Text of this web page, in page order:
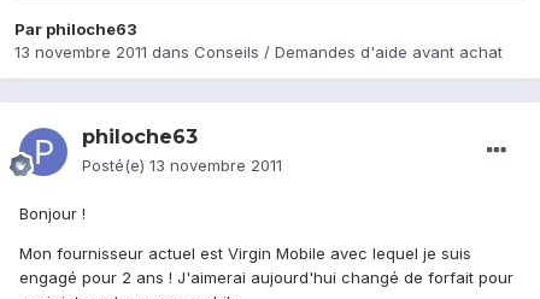
Par philoche63
13 novembre 2011 dans Conseils / Demandes d'aide avant achat
philoche63
Posté(e) 13 novembre 2011
Bonjour !
Mon fournisseur actuel est Virgin Mobile avec lequel je suis
engagé pour 2 ans ! J'aimerai aujourd'hui changé de forfait pour